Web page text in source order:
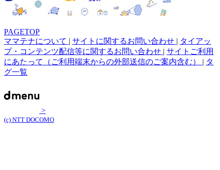
PAGETOP
ママテナについて | サイトに関するお問い合わせ | タイアッ
プ・コンテンツ配信等に関するお問い合わせ | サイトご利用
にあたって（ご利用端末からの外部送信のご案内含む） | タ
グ一覧
>
(c) NTT DOCOMO